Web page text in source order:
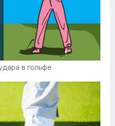
в гольфе